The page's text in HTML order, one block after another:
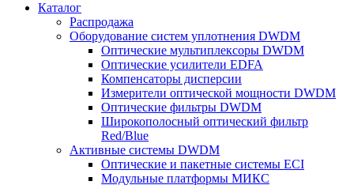
Каталог
Распродажа
Оборудование систем уплотнения DWDM
Оптические мультиплексоры DWDM
Оптические усилители EDFA
Компенсаторы дисперсии
Измерители оптической мощности DWDM
Оптические фильтры DWDM
Широкополосный оптический фильтр
Red/Blue
Активные системы DWDM
Оптические и пакетные системы ECI
Модульные платформы МИКС